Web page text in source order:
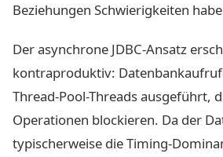
Beziehungen Schwierigkeiten
Der asynchrone JDBC-Ansatz
kontraproduktiv:
Thread-Pool-Threads ausgeführt,
Operationen blockieren. Da der
typischerweise die Timing-